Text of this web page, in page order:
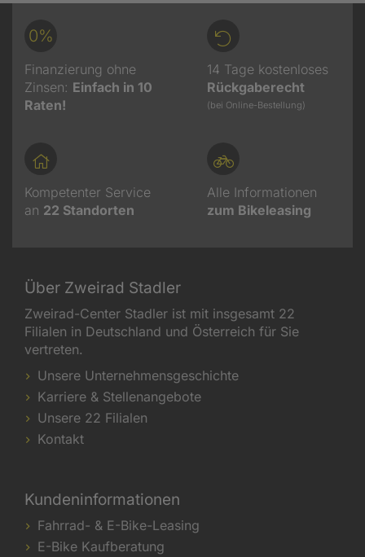
0%
Finanzierung ohne
Zinsen: Einfach in 10
Raten!
14 Tage kostenloses
Rückgaberecht
(bei Online-Bestellung)
Kompetenter Service
an 22 Standorten
Alle Informationen
zum Bikeleasing
Über Zweirad Stadler
Zweirad-Center Stadler ist mit insgesamt 22
Filialen in Deutschland und Österreich für Sie
vertreten.
Unsere Unternehmensgeschichte
Karriere & Stellenangebote
Unsere 22 Filialen
Kontakt
Kundeninformationen
Fahrrad- & E-Bike-Leasing
E-Bike Kaufberatung